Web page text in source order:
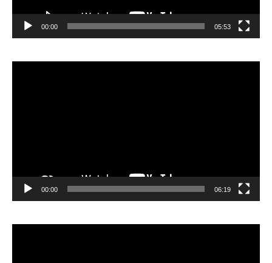
00:00 05:53
00:00 06:19